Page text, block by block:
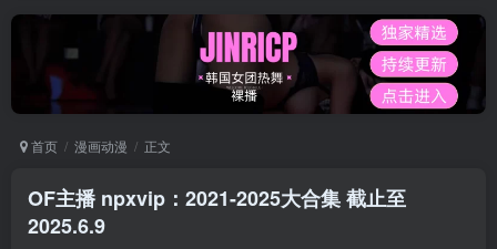
首页 漫画动漫 正文
OF主播 npxvip：2021-2025大合集 截止至
2025.6.9